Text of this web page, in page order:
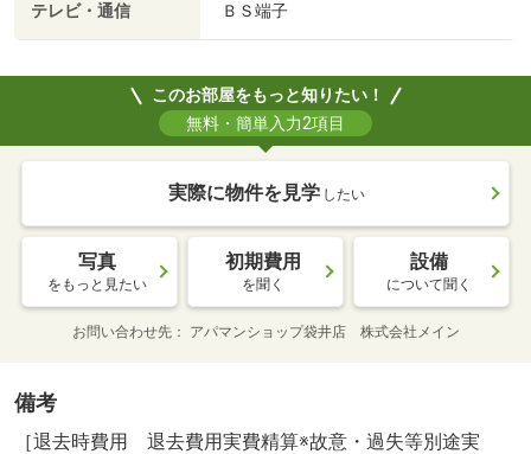
テレビ・通信 ＢＳ端子
このお部屋をもっと知りたい！
無料・簡単入力2項目
実際に物件を見学 したい
写真
をもっと見たい
初期費用
を聞く
設備
について聞く
お問い合わせ先 アパマンショップ袋井店 株式会社メイン
備考
［退去時費用 退去費用実費精算※故意・過失等別途実